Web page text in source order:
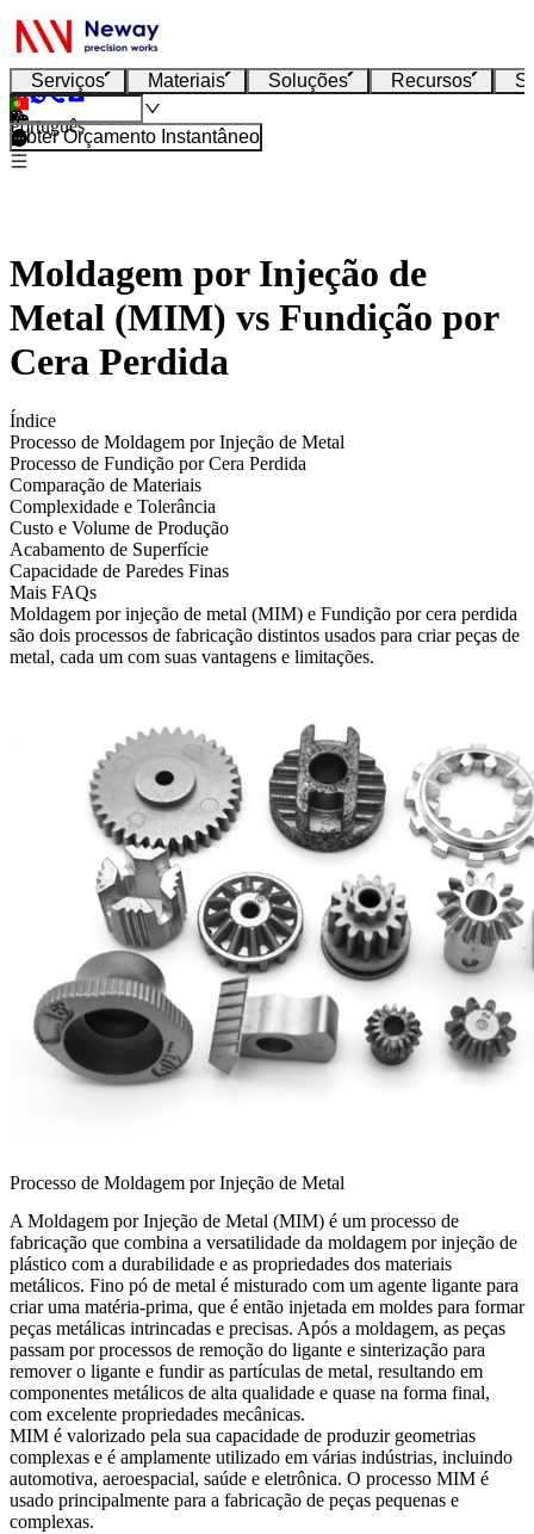
Serviços Materiais Soluções Recursos
Português
Obter Orçamento Instantâneo
Moldagem por Injeção de
Metal (MIM) vs Fundição por
Cera Perdida
Índice
Processo de Moldagem por Injeção de Metal
Processo de Fundição por Cera Perdida
Comparação de Materiais
Complexidade e Tolerância
Custo e Volume de Produção
Acabamento de Superfície
Capacidade de Paredes Finas
Mais FAQs
Moldagem por injeção de metal (MIM) e Fundição por cera perdida
são dois processos de fabricação distintos usados para criar peças de
metal, cada um com suas vantagens e limitações.
Processo de Moldagem por Injeção de Metal
A Moldagem por Injeção de Metal (MIM) é um processo de
fabricação que combina a versatilidade da moldagem por injeção de
plástico com a durabilidade e as propriedades dos materiais
metálicos. Fino pó de metal é misturado com um agente ligante para
criar uma matéria-prima, que é então injetada em moldes para formar
peças metálicas intrincadas e precisas. Após a moldagem, as peças
passam por processos de remoção do ligante e sinterização para
remover o ligante e fundir as partículas de metal, resultando em
componentes metálicos de alta qualidade e quase na forma final,
com excelente propriedades mecânicas.
MIM é valorizado pela sua capacidade de produzir geometrias
complexas e é amplamente utilizado em várias indústrias, incluindo
automotiva, aeroespacial, saúde e eletrônica. O processo MIM é
usado principalmente para a fabricação de peças pequenas e
complexas.